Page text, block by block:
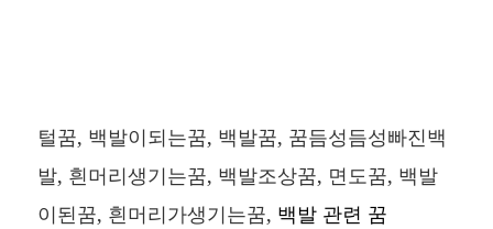
털꿈, 백발이되는꿈, 백발꿈, 꿈듬성듬성빠진백
발, 흰머리생기는꿈, 백발조상꿈, 면도꿈, 백발
이된꿈, 흰머리가생기는꿈, 백발 관련 꿈